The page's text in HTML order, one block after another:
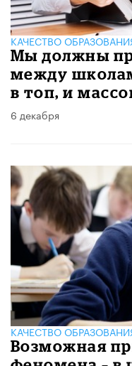
КАЧЕСТВО
Мы должны
между
в топ, и
6 декабря
КАЧЕСТВО
Возможная